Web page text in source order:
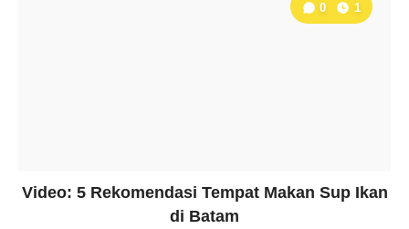
Video: 5 Rekomendasi Tempat Makan Sup Ikan
di Batam
0 1